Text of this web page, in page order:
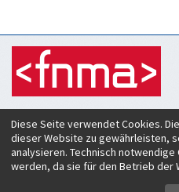
c/o Verein
Diese Seite verwendet Cookies.
dieser Website zu gewährleisten,
analysieren. Technisch
werden, da sie für den Betrieb der